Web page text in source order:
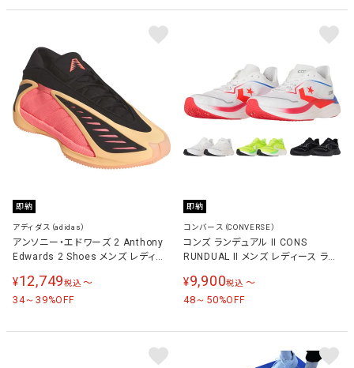
即納
アディダス（adidas）
アンソニー・エドワーズ 2 Anthony
Edwards 2 Shoes メンズ レディー
ジ/ブラック/レッド JS3514
¥12,749税込 〜
34～39%OFF
即納
コンバース（CONVERSE）
コンズ ランデュアル II CONS
RUNDUAL II メンズ レディース ラン
¥9,900税込 〜
48～50%OFF